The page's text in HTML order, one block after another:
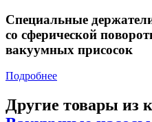
Специальные
со сферической
вакуумных присосок
Подробнее
Другие товары из